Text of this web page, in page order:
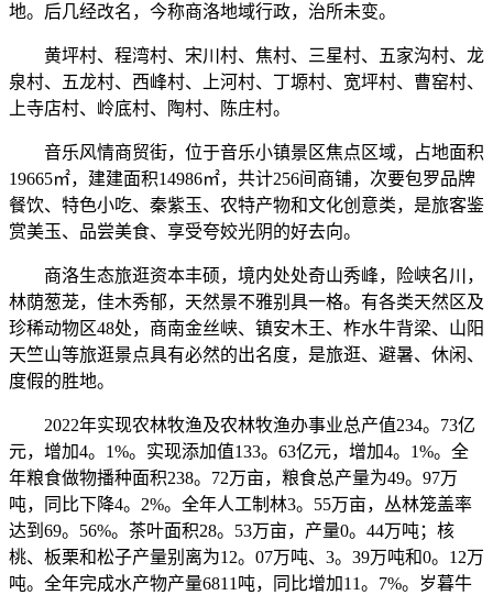
地。后几经改名，今称商洛地域行政，治所未变。
黄坪村、程湾村、宋川村、焦村、三星村、五家沟村、龙
泉村、五龙村、西峰村、上河村、丁塬村、宽坪村、曹窑村、
上寺店村、岭底村、陶村、陈庄村。
音乐风情商贸街，位于音乐小镇景区焦点区域，占地面积
19665㎡，建建面积14986㎡，共计256间商铺，次要包罗品牌
餐饮、特色小吃、秦紫玉、农特产物和文化创意类，是旅客鉴
赏美玉、品尝美食、享受夸姣光阴的好去向。
商洛生态旅逛资本丰硕，境内处处奇山秀峰，险峡名川，
林荫葱茏，佳木秀郁，天然景不雅别具一格。有各类天然区及
珍稀动物区48处，商南金丝峡、镇安木王、柞水牛背梁、山阳
天竺山等旅逛景点具有必然的出名度，是旅逛、避暑、休闲、
度假的胜地。
2022年实现农林牧渔及农林牧渔办事业总产值234。73亿
元，增加4。1%。实现添加值133。63亿元，增加4。1%。全
年粮食做物播种面积238。72万亩，粮食总产量为49。97万
吨，同比下降4。2%。全年人工制林3。55万亩，丛林笼盖率
达到69。56%。茶叶面积28。53万亩，产量0。44万吨；核
桃、板栗和松子产量别离为12。07万吨、3。39万吨和0。12万
吨。全年完成水产物产量6811吨，同比增加11。7%。岁暮牛